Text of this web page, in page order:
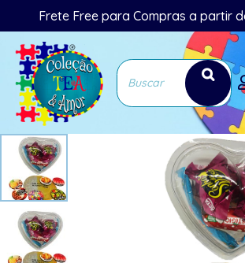
Frete Free para Compras a partir